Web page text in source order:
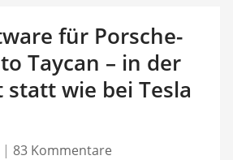
für Porsche-
Taycan – in der
wie bei Tesla
| 83 Kommentare